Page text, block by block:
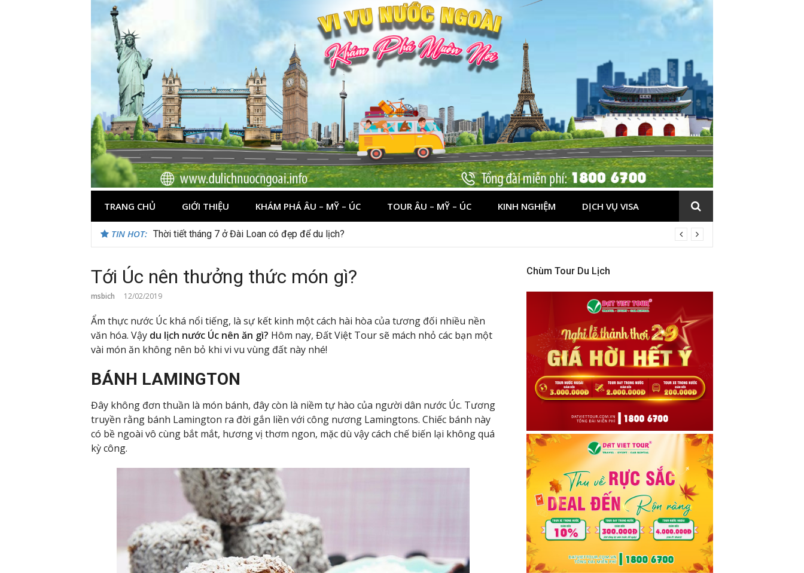
TRANG CHỦ GIỚI THIỆU KHÁM PHÁ ÂU – MỸ – ÚC TOUR ÂU – MỸ – ÚC KINH NGHIỆM DỊCH VỤ VISA
TIN HOT: Thời tiết tháng 7 ở Đài Loan có đẹp để du lịch?
Tới Úc nên thưởng thức món gì?
msbich 12/02/2019
Ẩm thực nước Úc khá nổi tiếng, là sự kết kinh một cách hài hòa của tương đối nhiều nền
văn hóa. Vậy du lịch nước Úc nên ăn gì? Hôm nay, Đất Việt Tour sẽ mách nhỏ các bạn một
vài món ăn không nên bỏ khi vi vu vùng đất này nhé!
BÁNH LAMINGTON
Đây không đơn thuần là món bánh, đây còn là niềm tự hào của người dân nước Úc. Tương
truyền rằng bánh Lamington ra đời gắn liền với công nương Lamingtons. Chiếc bánh này
có bề ngoài vô cùng bắt mắt, hương vị thơm ngon, mặc dù vậy cách chế biến lại không quá
kỳ công.
Chùm Tour Du Lịch